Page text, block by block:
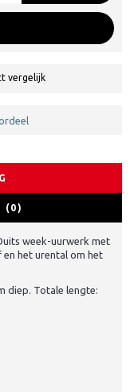
vergelijk
(0)
week-uurwerk met
en het urental om het
diep. Totale lengte: